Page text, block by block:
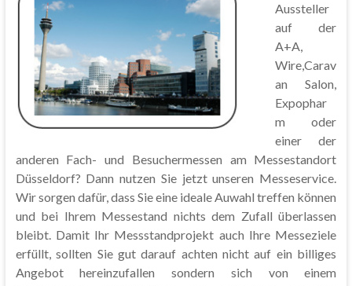
Aussteller
auf der
A+A,
Wire,Carav
an Salon,
Expophar
m oder
einer der
anderen Fach- und Besuchermessen am Messestandort
Düsseldorf? Dann nutzen Sie jetzt unseren Messeservice.
Wir sorgen dafür, dass Sie eine ideale Auwahl treffen können
und bei Ihrem Messestand nichts dem Zufall überlassen
bleibt. Damit Ihr Messstandprojekt auch Ihre Messeziele
erfüllt, sollten Sie gut darauf achten nicht auf ein billiges
Angebot hereinzufallen sondern sich von einem